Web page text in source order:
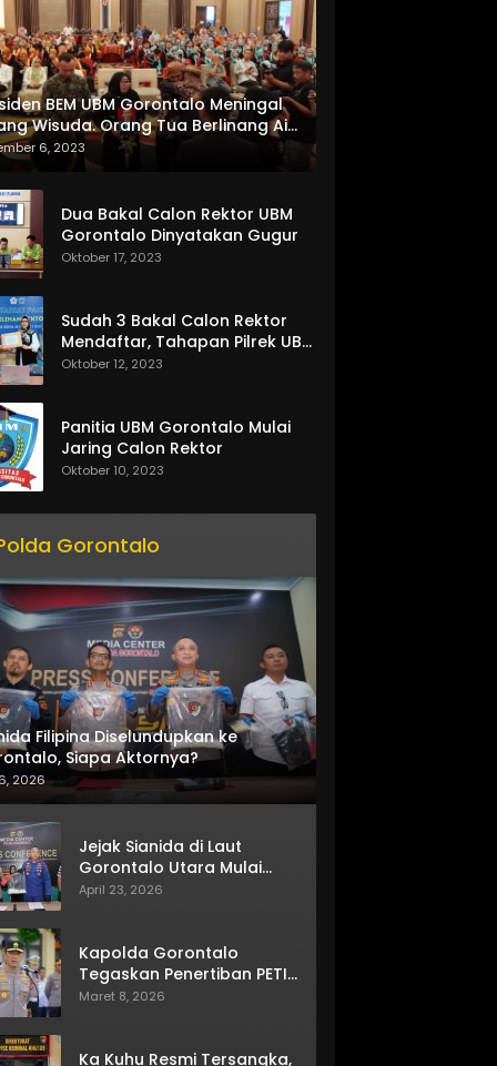
BEM UBM Gorontalo Meningal
Wisuda. Orang Tua Berlinang Air
Menerima SKL dan Pemasangan
6, 2023
Dua Bakal Calon Rektor UBM
Gorontalo Dinyatakan Gugur
Oktober 17, 2023
Sudah 3 Bakal Calon Rektor
Mendaftar, Tahapan Pilrek UBM
Gorontalo Makin Seru
Oktober 12, 2023
Panitia UBM Gorontalo Mulai
Jaring Calon Rektor
Oktober 10, 2023
Gorontalo
Filipina Diselundupkan ke
Siapa Aktornya?
2026
Jejak Sianida di Laut
Gorontalo Utara Mulai
Terkuak
April 23, 2026
Kapolda Gorontalo
Tegaskan Penertiban PETI
Terus Berjalan
Maret 8, 2026
Ka Kuhu Resmi Tersangka,